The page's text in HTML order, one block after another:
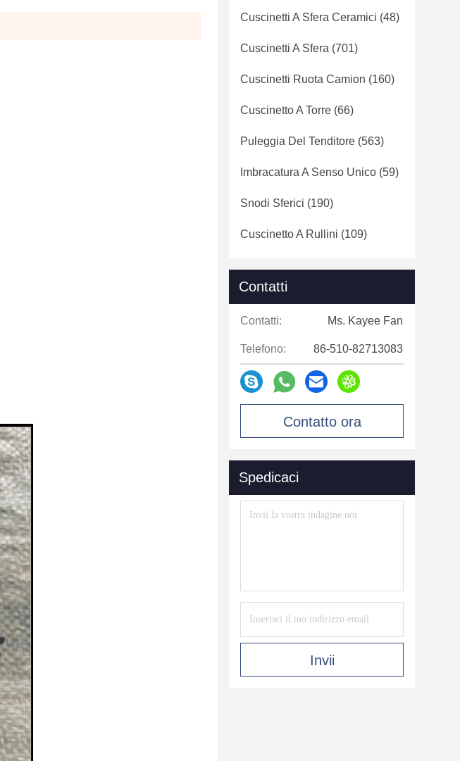
Cuscinetti A Sfera Ceramici (48)
Cuscinetti A Sfera (701)
Cuscinetti Ruota Camion (160)
Cuscinetto A Torre (66)
Puleggia Del Tenditore (563)
Imbracatura A Senso Unico (59)
Snodi Sferici (190)
Cuscinetto A Rullini (109)
Contatti
Contatti: Ms. Kayee Fan
Telefono: 86-510-82713083
Contatto ora
Spedicaci
Invii